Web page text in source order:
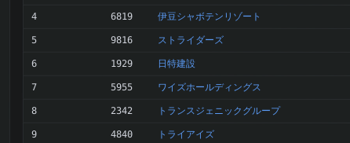
4 6819 伊豆シャボテンリゾート
5 9816 ストライダーズ
6 1929 日特建設
7 5955 ワイズホールディングス
8 2342 トランスジェニックグループ
9 4840 トライアイズ